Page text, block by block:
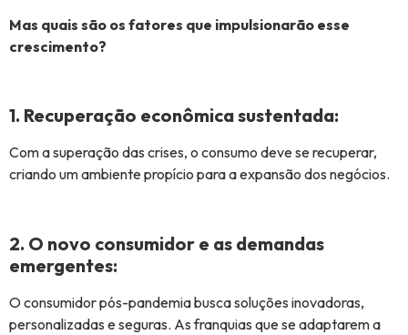
Mas quais são os fatores que impulsionarão esse
crescimento?
1. Recuperação econômica sustentada:
Com a superação das crises, o consumo deve se recuperar,
criando um ambiente propício para a expansão dos negócios.
2. O novo consumidor e as demandas
emergentes:
O consumidor pós-pandemia busca soluções inovadoras,
personalizadas e seguras. As franquias que se adaptarem a